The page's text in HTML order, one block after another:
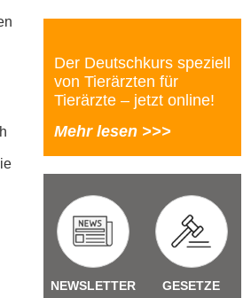
Der Deutschkurs speziell
von Tierärzten für
Tierärzte – jetzt online!
Mehr lesen >>>
NEWSLETTER GESETZE